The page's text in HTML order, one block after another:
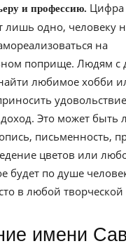
и профессию. Цифра
лишь одно, человеку
на
поприще. Людям с
любимое хобби
Это может быть
письменность,
цветов или
будет по душе
в любой